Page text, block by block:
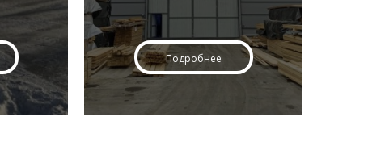
Подробнее